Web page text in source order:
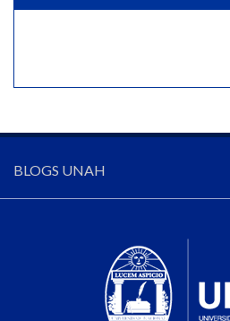
BLOGS UNAH